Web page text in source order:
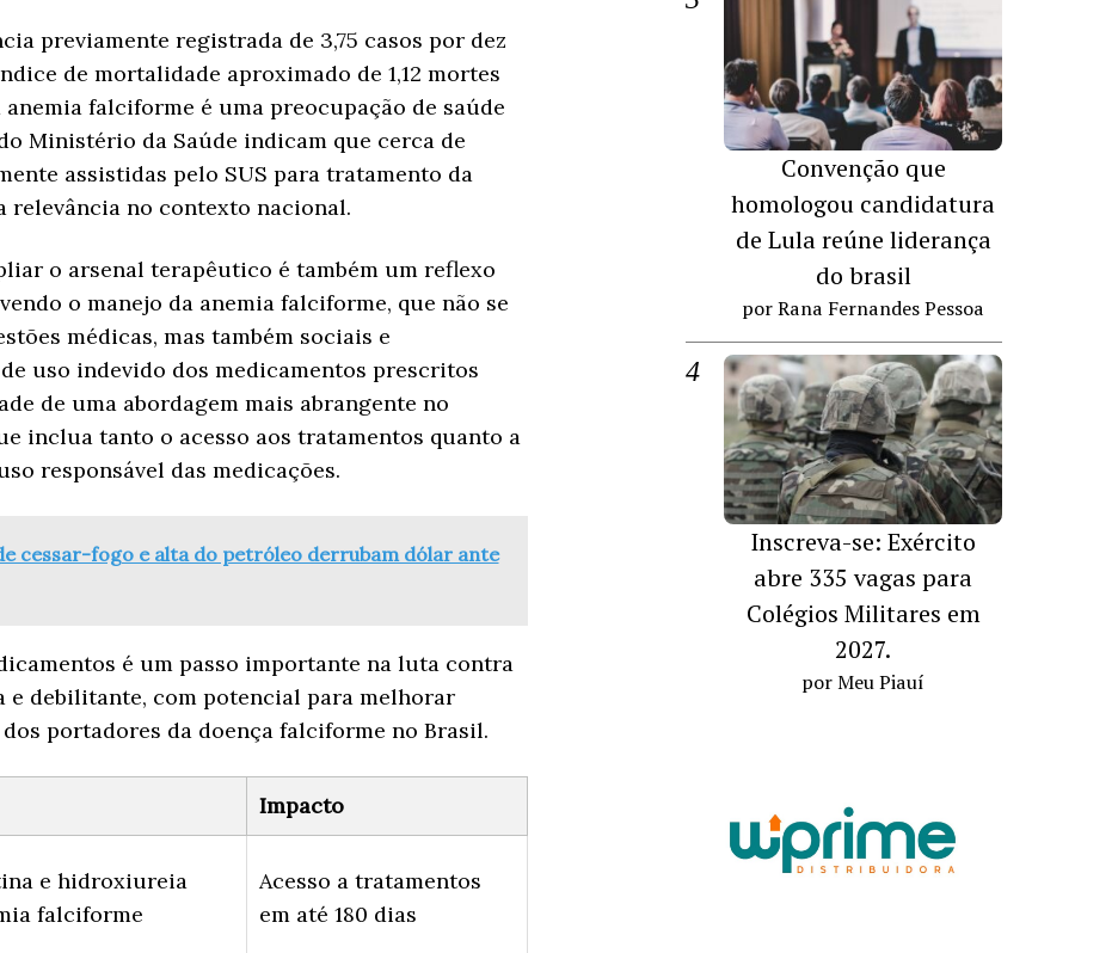
previamente registrada de 3,75 casos por dez
de mortalidade aproximado de 1,12 mortes
falciforme é uma preocupação de saúde
Ministério da Saúde indicam que cerca de
assistidas pelo SUS para tratamento da
relevância no contexto nacional.
o arsenal terapêutico é também um reflexo
o manejo da anemia falciforme, que não se
médicas, mas também sociais e
uso indevido dos medicamentos prescritos
de uma abordagem mais abrangente no
inclua tanto o acesso aos tratamentos quanto a
responsável das medicações.
cessar-fogo e alta do petróleo derrubam dólar ante
é um passo importante na luta contra
e debilitante, com potencial para melhorar
portadores da doença falciforme no Brasil.
Impacto
e hidroxiureia
falciforme
Acesso a tratamentos
em até 180 dias
Convenção que
homologou candidatura
de Lula reúne liderança
do brasil
por Rana Fernandes Pessoa
Inscreva-se: Exército
abre 335 vagas para
Colégios Militares em
2027.
por Meu Piauí